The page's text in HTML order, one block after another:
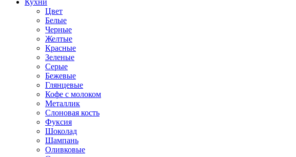
Цвет
Белые
Черные
Желтые
Красные
Зеленые
Серые
Бежевые
Глянцевые
Кофе с молоком
Металлик
Слоновая кость
Фуксия
Шоколад
Шампань
Оливковые